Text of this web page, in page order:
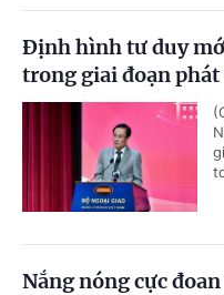
Định hình tư duy
trong giai đoạn
Nắng nóng cực